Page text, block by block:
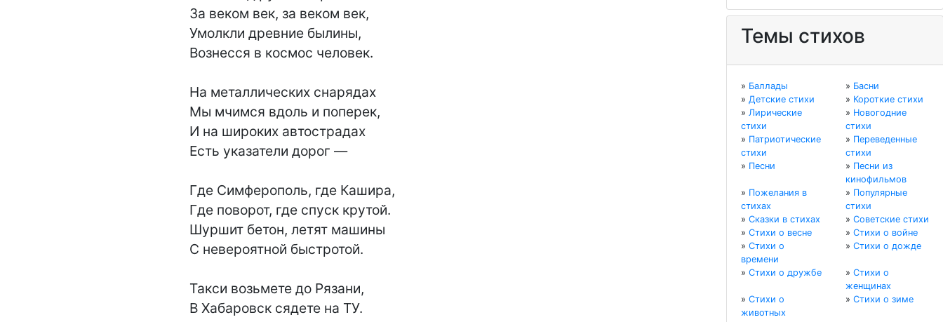
За веком век, за веком век,
Умолкли древние былины,
Вознесся в космос человек.
На металлических снарядах
Мы мчимся вдоль и поперек,
И на широких автострадах
Есть указатели дорог —
Где Симферополь, где Кашира,
Где поворот, где спуск крутой.
Шуршит бетон, летят машины
С невероятной быстротой.
Такси возьмете до Рязани,
В Хабаровск сядете на ТУ.
Темы стихов
» Баллады » Басни
» Детские стихи » Короткие стихи
» Лирические
стихи
» Новогодние
стихи
» Патриотические
стихи
» Переведенные
стихи
» Песни » Песни из
кинофильмов
» Пожелания в
стихах
» Популярные
стихи
» Сказки в стихах » Советские стихи
» Стихи о весне » Стихи о войне
» Стихи о
времени
» Стихи о дожде
» Стихи о дружбе » Стихи о
женщинах
» Стихи о
животных
» Стихи о зиме